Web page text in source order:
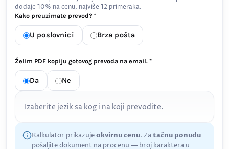
dodaje 10% na cenu, najviše 12 primeraka.
Kako preuzimate prevod? *
U poslovnici Brza pošta
Želim PDF kopiju gotovog prevoda na email. *
Da Ne
Izaberite jezik sa kog i na koji prevodite.
Kalkulator prikazujeokvirnu cenu. Zatačnu ponudu
pošaljite dokument na procenu — broj karaktera u